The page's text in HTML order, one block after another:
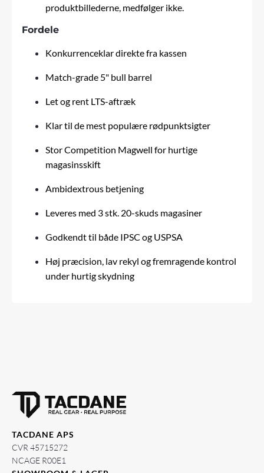
produktbillederne, medfølger ikke.
Fordele
Konkurrenceklar direkte fra kassen
Match-grade 5" bull barrel
Let og rent LTS-aftræk
Klar til de mest populære rødpunktsigter
Stor Competition Magwell for hurtige
magasinsskift
Ambidextrous betjening
Leveres med 3 stk. 20-skuds magasiner
Godkendt til både IPSC og USPSA
Høj præcision, lav rekyl og fremragende kontrol
under hurtig skydning
TACDANE APS
CVR 45715272
NCAGE R00E1